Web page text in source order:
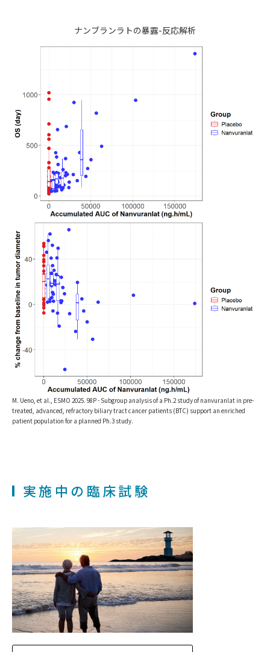
ナンブランラトの暴露-反応解析
M. Ueno, et al., ESMO 2025. 98P - Subgroup analysis of a Ph.2 study of nanvuranlat in pre-
treated, advanced, refractory biliary tract cancer patients (BTC) support an enriched
patient population for a planned Ph.3 study.
実施中の臨床試験